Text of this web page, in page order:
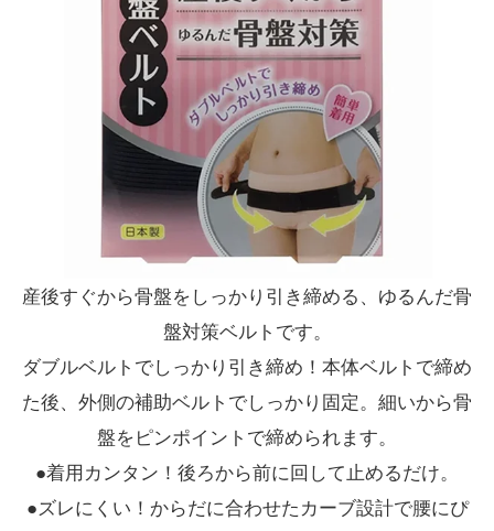
産後すぐから骨盤をしっかり引き締める、ゆるんだ骨
盤対策ベルトです。
ダブルベルトでしっかり引き締め！本体ベルトで締め
た後、外側の補助ベルトでしっかり固定。細いから骨
盤をピンポイントで締められます。
●着用カンタン！後ろから前に回して止めるだけ。
●ズレにくい！からだに合わせたカーブ設計で腰にぴ